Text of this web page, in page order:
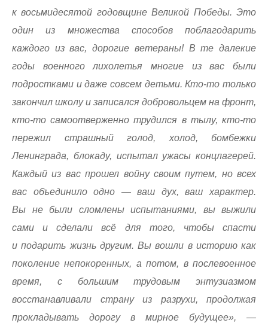
к восьмидесятой годовщине Великой Победы. Это
один из множества способов поблагодарить
каждого из вас, дорогие ветераны! В те далекие
годы военного лихолетья многие из вас были
подростками и даже совсем детьми. Кто-то только
закончил школу и записался добровольцем на фронт,
кто-то самоотверженно трудился в тылу, кто-то
пережил страшный голод, холод, бомбежки
Ленинграда, блокаду, испытал ужасы концлагерей.
Каждый из вас прошел войну своим путем, но всех
вас объединило одно — ваш дух, ваш характер.
Вы не были сломлены испытаниями, вы выжили
сами и сделали всё для того, чтобы спасти
и подарить жизнь другим. Вы вошли в историю как
поколение непокоренных, а потом, в послевоенное
время, с большим трудовым энтузиазмом
восстанавливали страну из разрухи, продолжая
прокладывать дорогу в мирное будущее», —